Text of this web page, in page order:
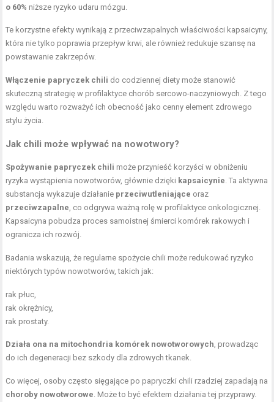
o 60% niższe ryzyko udaru mózgu.
Te korzystne efekty wynikają z przeciwzapalnych właściwości kapsaicyny,
która nie tylko poprawia przepływ krwi, ale również redukuje szansę na
powstawanie zakrzepów.
Włączenie papryczek chili do codziennej diety może stanowić
skuteczną strategię w profilaktyce chorób sercowo-naczyniowych. Z tego
względu warto rozważyć ich obecność jako cenny element zdrowego
stylu życia.
Jak chili może wpływać na nowotwory?
Spożywanie papryczek chili może przynieść korzyści w obniżeniu
ryzyka wystąpienia nowotworów, głównie dzięki kapsaicynie . Ta aktywna
substancja wykazuje działanie przeciwutleniające oraz
przeciwzapalne , co odgrywa ważną rolę w profilaktyce onkologicznej.
Kapsaicyna pobudza proces samoistnej śmierci komórek rakowych i
ogranicza ich rozwój.
Badania wskazują, że regularne spożycie chili może redukować ryzyko
niektórych typów nowotworów, takich jak:
rak płuc,
rak okrężnicy,
rak prostaty.
Działa ona na mitochondria komórek nowotworowych , prowadząc
do ich degeneracji bez szkody dla zdrowych tkanek.
Co więcej, osoby często sięgające po papryczki chili rzadziej zapadają na
choroby nowotworowe . Może to być efektem działania tej przyprawy.